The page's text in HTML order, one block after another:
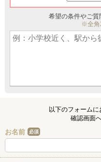
希望の条件やご質
※全角
以下のフォームに
確認画面
お名前 必須